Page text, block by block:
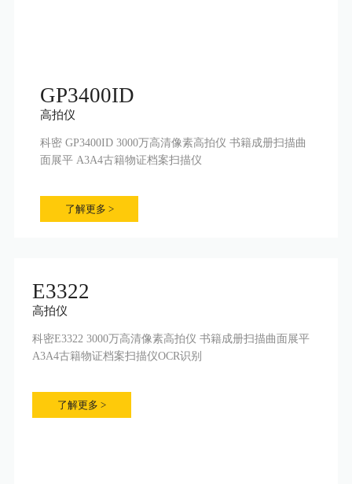
GP3400ID
高拍仪
科密 GP3400ID 3000万高清像素高拍仪 书籍成册扫描曲
面展平 A3A4古籍物证档案扫描仪
了解更多 >
E3322
高拍仪
科密E3322 3000万高清像素高拍仪 书籍成册扫描曲面展平
A3A4古籍物证档案扫描仪OCR识别
了解更多 >